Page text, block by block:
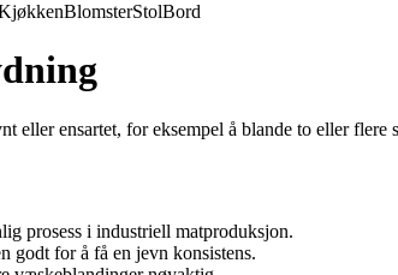
BlomsterStolBord
eller ensartet, for eksempel å blande to eller
prosess i industriell matproduksjon.
godt for å få en jevn konsistens.